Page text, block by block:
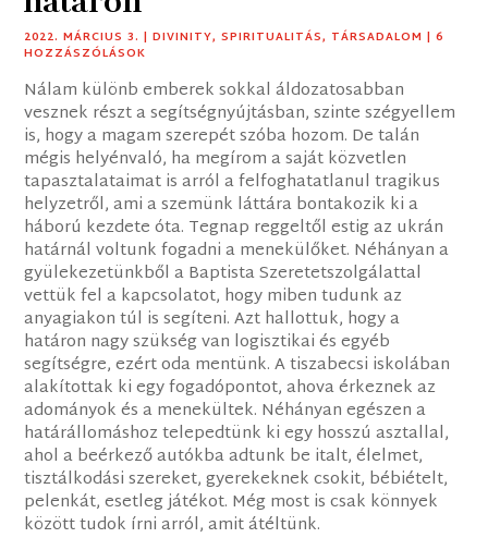
2022. MÁRCIUS 3. |DIVINITY,SPIRITUALITÁS, TÁRSADALOM | 6
HOZZÁSZÓLÁSOK
Nálam különb emberek sokkal áldozatosabban
vesznek részt a segítségnyújtásban, szinte szégyellem
is, hogy a magam szerepét szóba hozom. De talán
mégis helyénvaló, ha megírom a saját közvetlen
tapasztalataimat is arról a felfoghatatlanul tragikus
helyzetről, ami a szemünk láttára bontakozik ki a
háború kezdete óta. Tegnap reggeltől estig az ukrán
határnál voltunk fogadni a menekülőket. Néhányan a
gyülekezetünkből a Baptista Szeretetszolgálattal
vettük fel a kapcsolatot, hogy miben tudunk az
anyagiakon túl is segíteni. Azt hallottuk, hogy a
határon nagy szükség van logisztikai és egyéb
segítségre, ezért oda mentünk. A tiszabecsi iskolában
alakítottak ki egy fogadópontot, ahova érkeznek az
adományok és a menekültek. Néhányan egészen a
határállomáshoz telepedtünk ki egy hosszú asztallal,
ahol a beérkező autókba adtunk be italt, élelmet,
tisztálkodási szereket, gyerekeknek csokit, bébiételt,
pelenkát, esetleg játékot. Még most is csak könnyek
között tudok írni arról, amit átéltünk.